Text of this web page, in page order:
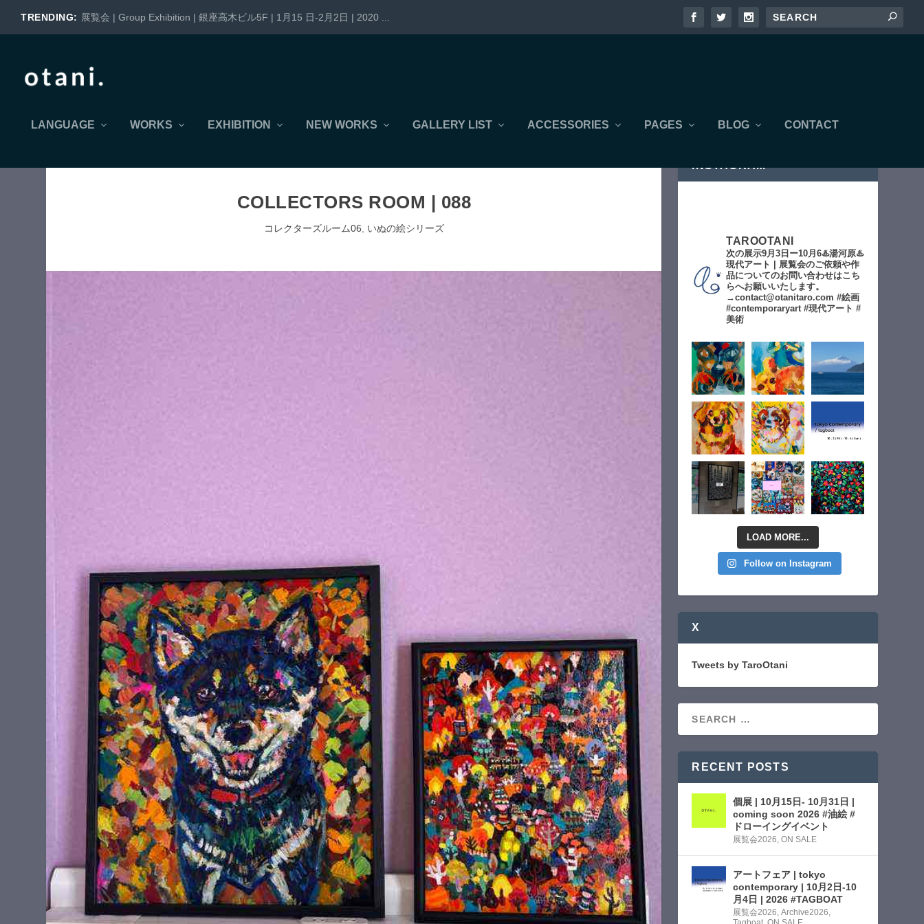
TRENDING: 展覧会 | Group Exhibition | 銀座高木ビル5F | 1月15 日-2月2日 | 2020 ...
LANGUAGE WORKS EXHIBITION NEW WORKS GALLERY LIST ACCESSORIES PAGES BLOG CONTACT
COLLECTORS ROOM | 088
コレクターズルーム06 いぬの絵シリーズ
INSTAGRAM
TAROOTANI
次の展示9月3日ー10月6♨️湯河原♨️
現代アート | 展覧会のご依頼や作
品についてのお問い合わせはこち
らへお願いいたします。
→contact@otanitaro.com #絵画
#contemporaryart #現代アート #
美術
LOAD MORE...
Follow on Instagram
X
Tweets by TaroOtani
RECENT POSTS
個展 | 10月15日- 10月31日 |
coming soon 2026 #油絵 #
ドローイングイベント
展覧会2026 ,ON SALE
アートフェア | tokyo
contemporary | 10月2日-10
月4日 | 2026 #TAGBOAT
展覧会2026 ,Archive2026